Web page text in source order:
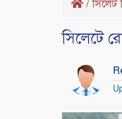
/সিলেট
সিলেটে